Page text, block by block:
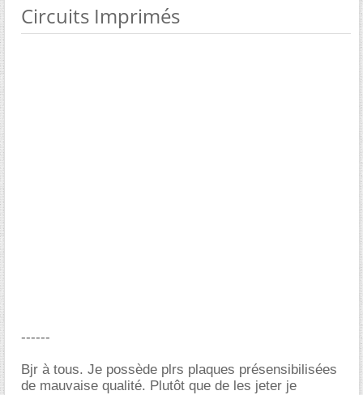
Circuits Imprimés
------
Bjr à tous. Je possède plrs plaques présensibilisées
de mauvaise qualité. Plutôt que de les jeter je